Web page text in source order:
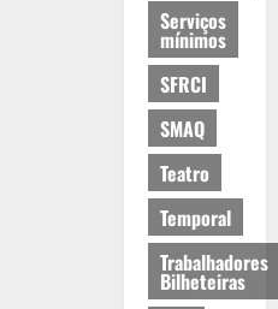
Serviços
mínimos
SFRCI
SMAQ
Teatro
Temporal
Trabalhadores
Bilheteiras